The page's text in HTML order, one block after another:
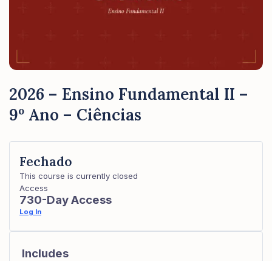
2026 – Ensino Fundamental II –
9º Ano – Ciências
Fechado
This course is currently closed
Access
730-Day Access
Log In
Includes